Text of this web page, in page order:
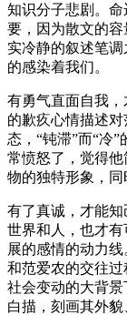
知识分子悲剧。
要，因为散文的
实冷静的叙述笔
的感染着我们。
有勇气直面自我
的歉疚心情描述
态，“钝滞”而“冷
常愤怒了，觉得他
物的独特形象，同
有了真诚，才能
世界和人，也才
展的感情的动力
和范爱农的交往
社会变动的大背
白描，刻画其外